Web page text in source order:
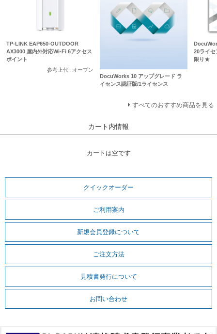
TP-LINK EAP650-OUTDOOR
AX3000 屋内外対応Wi-Fi 6アクセス
ポイント
参考上代
オープン
DocuWorks 10 アップグレード ラ
イセンス認証版/1ライセンス
20ライ
限り★
すべてのおすすめ商品を見る
カート内情報
カートは空です
クイックオーダー
ご利用案内
新規会員登録について
ご注文方法
見積書発行について
お問い合わせ